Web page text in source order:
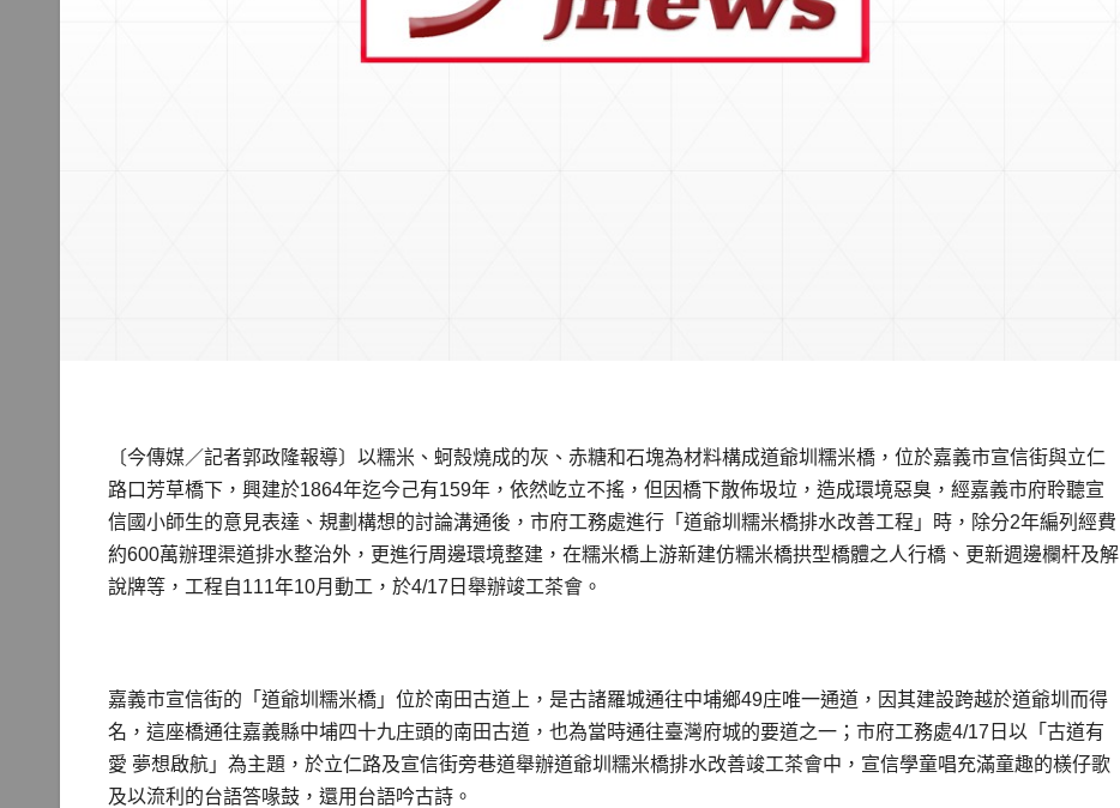
〔今傳媒／記者郭政隆報導〕以糯米、蚵殼燒成的灰、赤糖和石塊為材料構成道爺圳糯米橋，位於嘉義市宣信街與立仁
路口芳草橋下，興建於1864年迄今己有159年，依然屹立不搖，但因橋下散佈圾垃，造成環境惡臭，經嘉義市府聆聽宣
信國小師生的意見表達、規劃構想的討論溝通後，市府工務處進行「道爺圳糯米橋排水改善工程」時，除分2年編列經費
約600萬辦理渠道排水整治外，更進行周邊環境整建，在糯米橋上游新建仿糯米橋拱型橋體之人行橋、更新週邊欄杆及解
說牌等，工程自111年10月動工，於4/17日舉辦竣工茶會。
嘉義市宣信街的「道爺圳糯米橋」位於南田古道上，是古諸羅城通往中埔鄉49庄唯一通道，因其建設跨越於道爺圳而得
名，這座橋通往嘉義縣中埔四十九庄頭的南田古道，也為當時通往臺灣府城的要道之一；市府工務處4/17日以「古道有
愛 夢想啟航」為主題，於立仁路及宣信街旁巷道舉辦道爺圳糯米橋排水改善竣工茶會中，宣信學童唱充滿童趣的檨仔歌
及以流利的台語答喙鼓，還用台語吟古詩。